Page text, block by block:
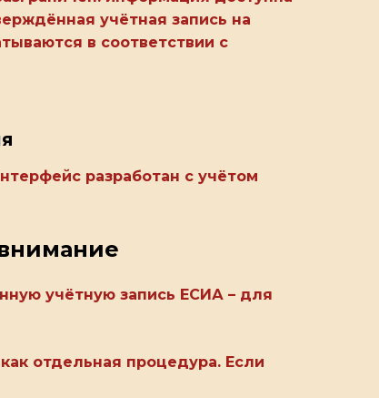
учётная запись на
в соответствии с
разработан с учётом
учётную запись ЕСИА – для
отдельная процедура. Если